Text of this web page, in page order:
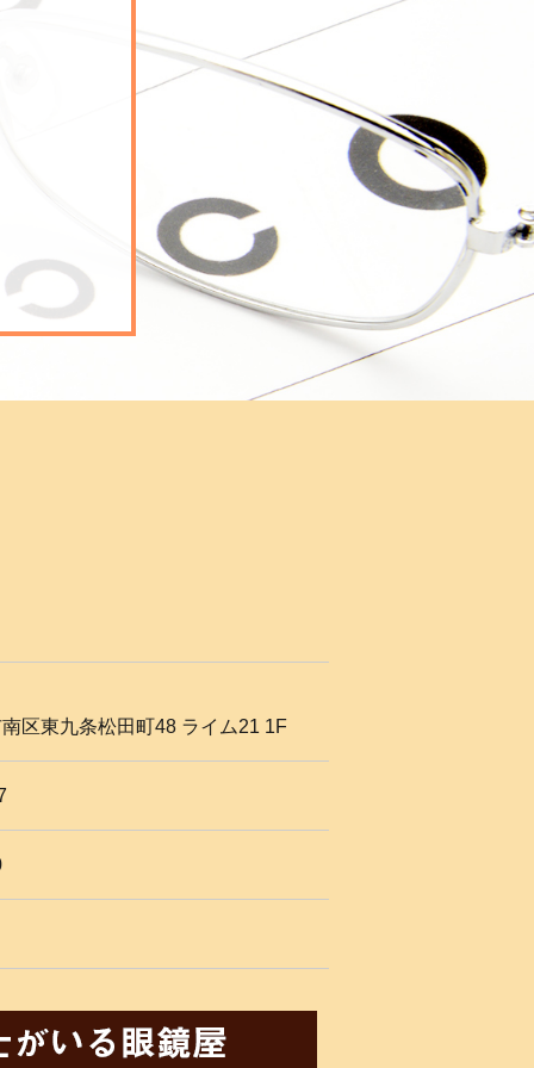
区東九条松田町48 ライム21 1F